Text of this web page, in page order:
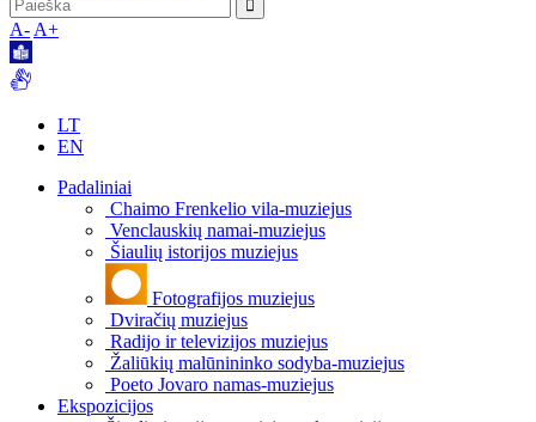
A- A+
LT
EN
Padaliniai
Chaimo Frenkelio vila-muziejus
Venclauskių namai-muziejus
Šiaulių istorijos muziejus
Fotografijos muziejus
Dviračių muziejus
Radijo ir televizijos muziejus
Žaliūkių malūnininko sodyba-muziejus
Poeto Jovaro namas-muziejus
Ekspozicijos